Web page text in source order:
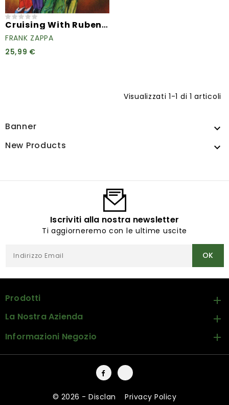
Cruising With Ruben & The Jets
FRANK ZAPPA
25,99 €
Visualizzati 1-1 di 1 articoli
Banner 
New Products 
Iscriviti alla nostra newsletter
Ti aggiorneremo con le ultime uscite
Prodotti 
La Nostra Azienda 
Informazioni Negozio 
Facebook
© 2026 - Disclan -Privacy Policy